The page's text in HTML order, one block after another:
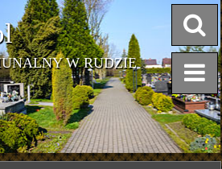
W RUDZIE